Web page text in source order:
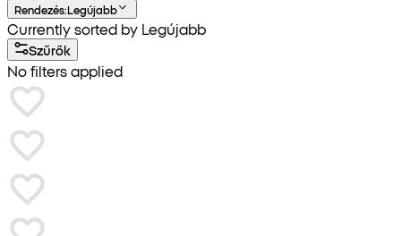
Rendezés:Legújabb
Currently sorted by Legújabb
Szűrők
No filters applied